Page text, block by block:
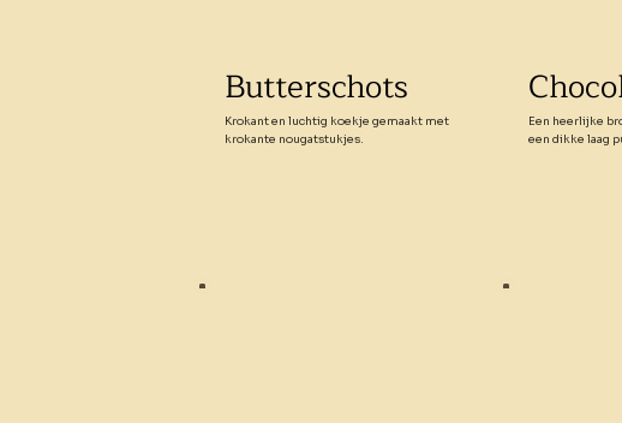
Butterschots
Krokant en luchtig koekje gemaakt met
krokante nougatstukjes.
Een heerlijke
een dikke laag